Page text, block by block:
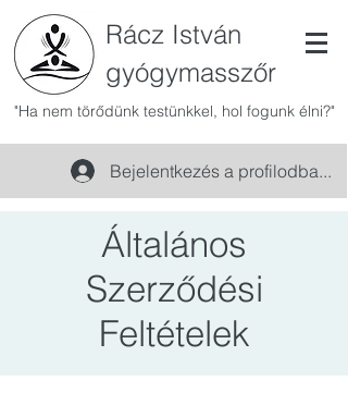
Rácz István
gyógymasszőr
"Ha nem törődünk testünkkel, hol fogunk élni?"
Bejelentkezés a profilodba...
Általános
Szerződési
Feltételek